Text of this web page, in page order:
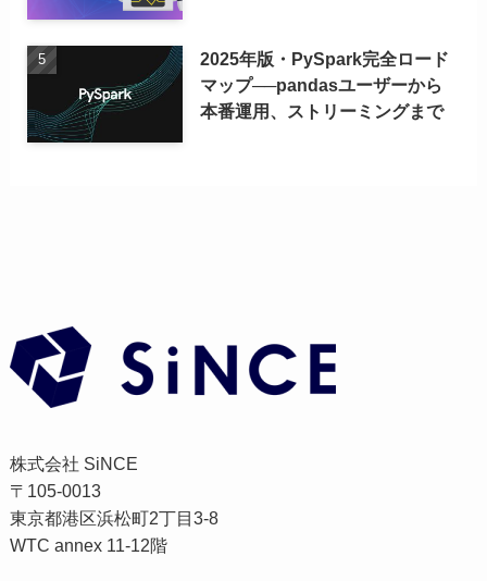
2025年版・PySpark完全ロード
マップ──pandasユーザーから
本番運用、ストリーミングまで
株式会社 SiNCE
〒105-0013
東京都港区浜松町2丁目3-8
WTC annex 11-12階